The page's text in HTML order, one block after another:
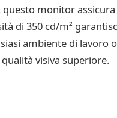
monitor
di 350 cd/m²
ambiente di lavoro
visiva superiore.